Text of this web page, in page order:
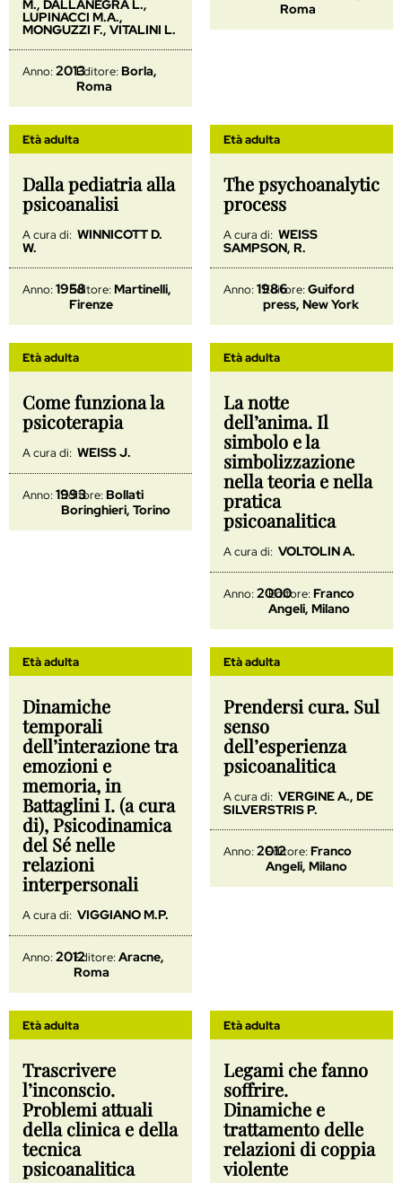
M., DALLANEGRA L.,
LUPINACCI M.A.,
MONGUZZI F., VITALINI L.
Anno:2013Editore:Borla,
Roma
Roma
Età adulta
Dalla pediatria alla
psicoanalisi
A cura di: WINNICOTT D.
W.
Anno:1958Editore:Martinelli,
Firenze
Età adulta
The psychoanalytic
process
A cura di: WEISS
SAMPSON, R.
Anno:1986
Editore:Guiford
press, New York
Età adulta
Come funziona la
psicoterapia
A cura di: WEISS J.
Anno:1993
Editore:Bollati
Boringhieri, Torino
Età adulta
La notte
dell’anima. Il
simbolo e la
simbolizzazione
nella teoria e nella
pratica
psicoanalitica
A cura di: VOLTOLIN A.
Anno:2000
Editore:Franco
Angeli, Milano
Età adulta
Dinamiche
temporali
dell’interazione tra
emozioni e
memoria, in
Battaglini I. (a cura
di), Psicodinamica
del Sé nelle
relazioni
interpersonali
A cura di: VIGGIANO M.P.
Anno:2012Editore:Aracne,
Roma
Età adulta
Prendersi cura. Sul
senso
dell’esperienza
psicoanalitica
A cura di: VERGINE A., DE
SILVERSTRIS P.
Anno:2012
Editore:Franco
Angeli, Milano
Età adulta
Trascrivere
l’inconscio.
Problemi attuali
della clinica e della
tecnica
psicoanalitica
Età adulta
Legami che fanno
soffrire.
Dinamiche e
trattamento delle
relazioni di coppia
violente